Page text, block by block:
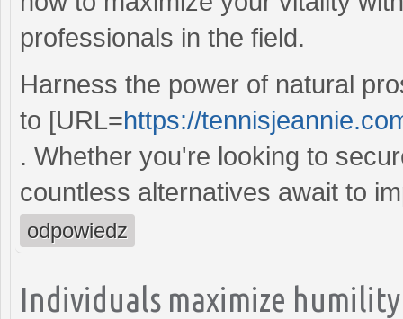
professionals in the field.
Harness the power of natural
to [URL=https://
. Whether you're looking to
countless alternatives await to
odpowiedz
Individuals maximize